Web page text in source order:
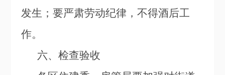
发生；要严肃劳动纪律，不得酒后工
作。
六、检查验收